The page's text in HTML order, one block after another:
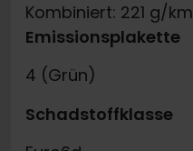
Kombiniert: 221 g/km
Emissionsplakette
4 (Grün)
Schadstoffklasse